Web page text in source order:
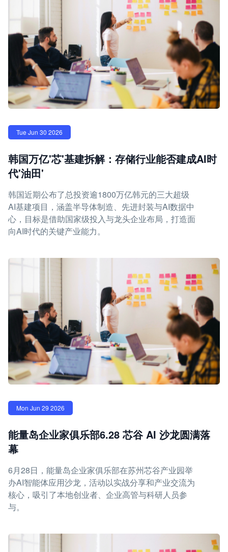
Tue Jun 30 2026
韩国万亿'芯'基建拆解：存储行业能否建成AI时
代'油田'
韩国近期公布了总投资逾1800万亿韩元的三大超级
AI基建项目，涵盖半导体制造、先进封装与AI数据中
心，目标是借助国家级投入与龙头企业布局，打造面
向AI时代的关键产业能力。
Mon Jun 29 2026
能量岛企业家俱乐部6.28 芯谷 AI 沙龙圆满落
幕
6月28日，能量岛企业家俱乐部在苏州芯谷产业园举
办AI智能体应用沙龙，活动以实战分享和产业交流为
核心，吸引了本地创业者、企业高管与科研人员参
与。